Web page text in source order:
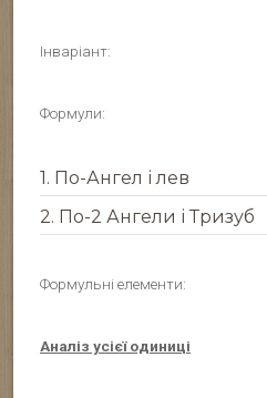
Інваріант:
Формули:
1. По-Ангел і лев
2. По-2 Ангели і Тризуб
Формульні елементи:
Аналіз усієї одиниці